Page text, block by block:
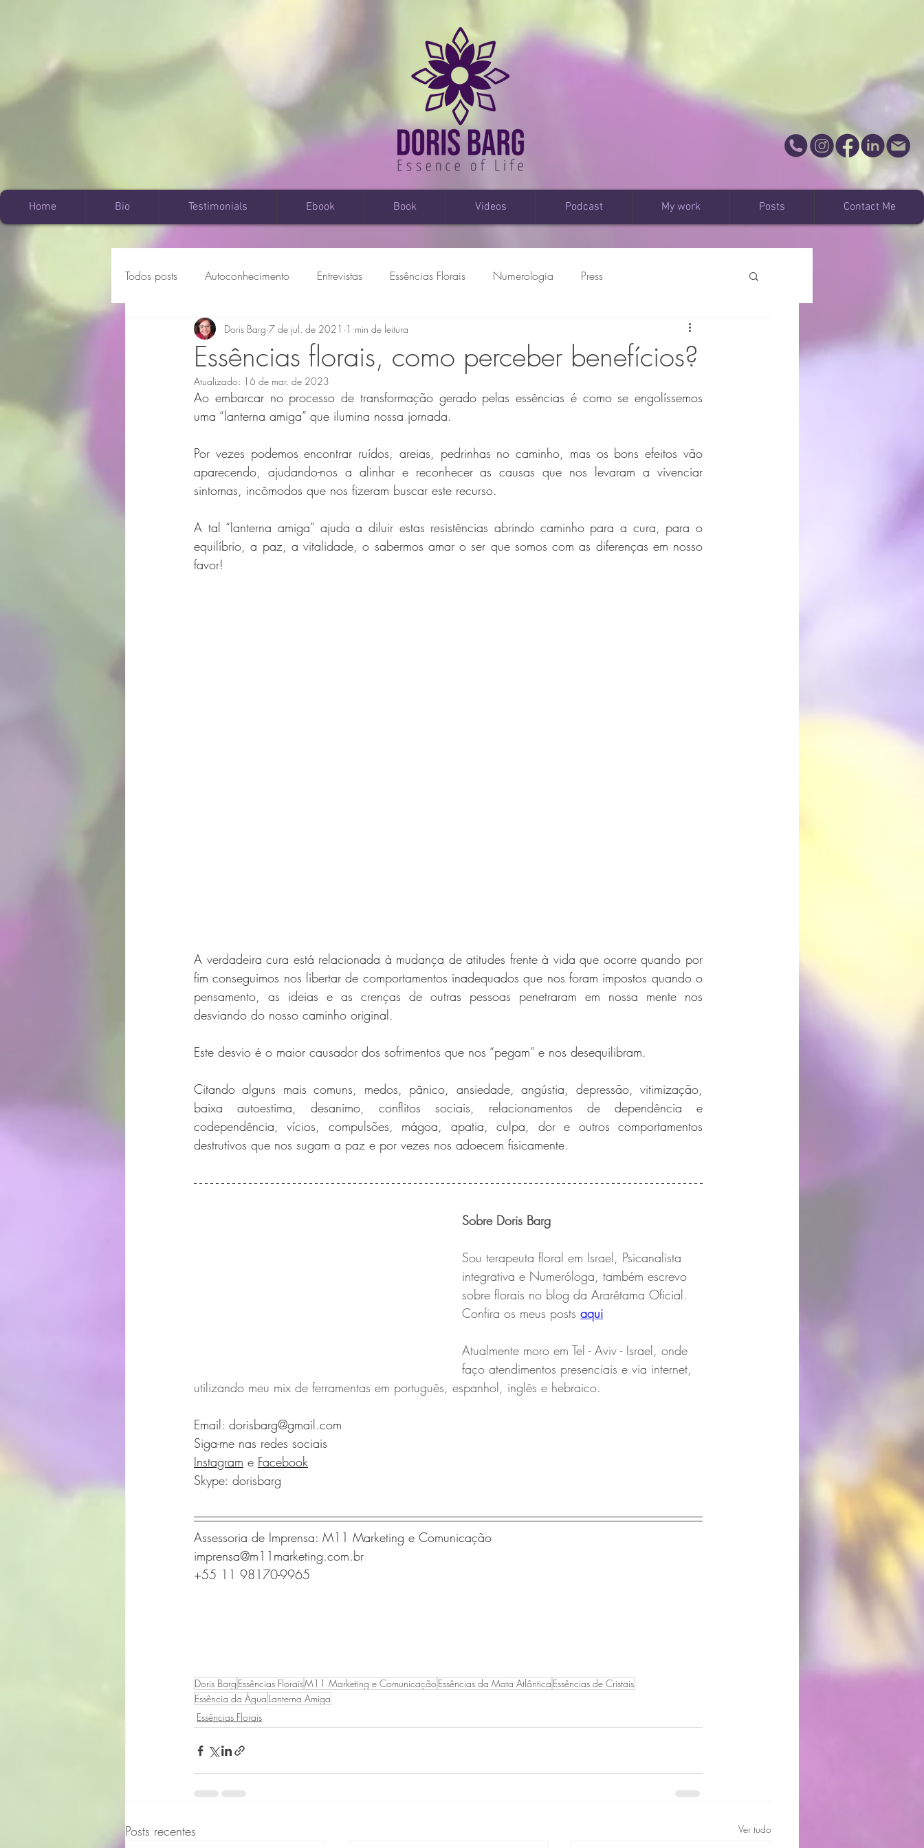
Home Bio Testimonials Ebook Book Videos Podcast My work Posts Contact Me
Todos posts Autoconhecimento Entrevistas Essências Florais Numerologia Press
Essências florais, como perceber benefícios?
Doris Barg 7 de jul. de 2021 1 min de leitura
Atualizado: 16 de mar. de 2023
Ao embarcar no processo de transformação gerado pelas essências é como se engolíssemos
uma “lanterna amiga” que ilumina nossa jornada.
Por vezes podemos encontrar ruídos, areias, pedrinhas no caminho, mas os bons efeitos vão
aparecendo, ajudando-nos a alinhar e reconhecer as causas que nos levaram a vivenciar
sintomas, incômodos que nos fizeram buscar este recurso.
A tal “lanterna amiga” ajuda a diluir estas resistências abrindo caminho para a cura, para o
equilíbrio, a paz, a vitalidade, o sabermos amar o ser que somos com as diferenças em nosso
favor!
A verdadeira cura está relacionada à mudança de atitudes frente à vida que ocorre quando por
fim conseguimos nos libertar de comportamentos inadequados que nos foram impostos quando o
pensamento, as ideias e as crenças de outras pessoas penetraram em nossa mente nos
desviando do nosso caminho original.
Este desvio é o maior causador dos sofrimentos que nos “pegam” e nos desequilibram.
Citando alguns mais comuns, medos, pânico, ansiedade, angústia, depressão, vitimização,
baixa autoestima, desanimo, conflitos sociais, relacionamentos de dependência e
codependência, vícios, compulsões, mágoa, apatia, culpa, dor e outros comportamentos
destrutivos que nos sugam a paz e por vezes nos adoecem fisicamente.
Sobre Doris Barg
Sou terapeuta floral em Israel, Psicanalista
integrativa e Numeróloga, também escrevo
sobre florais no blog da Ararêtama Oficial.
Confira os meus posts aqui
Atualmente moro em Tel - Aviv - Israel, onde
faço atendimentos presenciais e via internet,
utilizando meu mix de ferramentas em português, espanhol, inglês e hebraico.
Email: dorisbarg@gmail.com
Siga-me nas redes sociais
Instagram e Facebook
Skype: dorisbarg
Assessoria de Imprensa: M11 Marketing e Comunicação
imprensa@m11marketing.com.br
+55 11 98170-9965
Doris Barg Essências FloraisM11 Marketing e Comunicação Essências da Mata Atlântica Essências de Cristais
Essência da Água Lanterna Amiga
Essências Florais
Posts recentes Ver tudo